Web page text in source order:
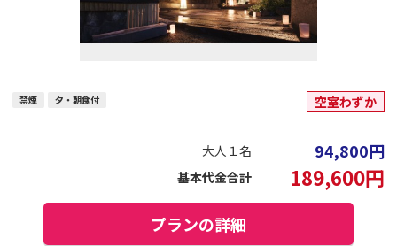
禁煙 夕・朝食付 空室わずか
大人１名 94,800円
基本代金合計 189,600円
プランの詳細